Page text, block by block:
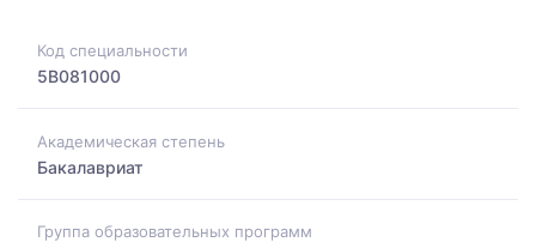
Код специальности
5B081000
Академическая степень
Бакалавриат
Группа образовательных программ